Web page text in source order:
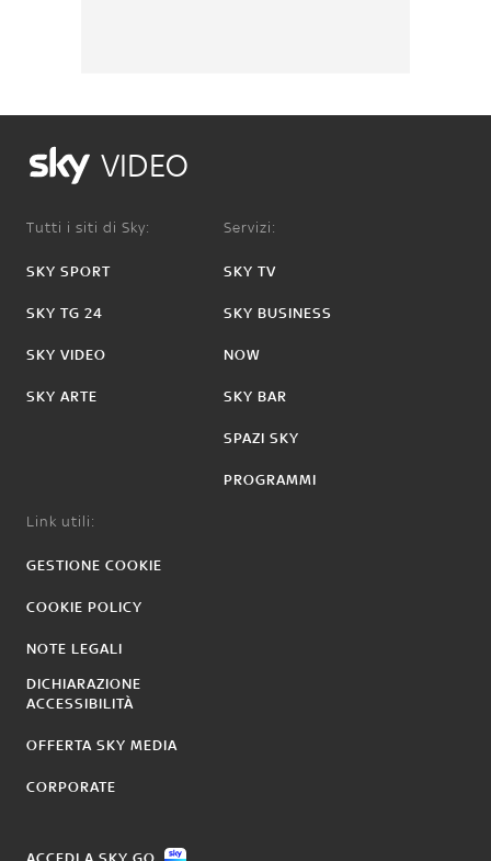
VIDEO
Tutti i siti di Sky:
SKY SPORT
SKY TG 24
SKY VIDEO
SKY ARTE
Servizi:
SKY TV
SKY BUSINESS
NOW
SKY BAR
SPAZI SKY
PROGRAMMI
Link utili:
GESTIONE COOKIE
COOKIE POLICY
NOTE LEGALI
DICHIARAZIONE
ACCESSIBILITÀ
OFFERTA SKY MEDIA
CORPORATE